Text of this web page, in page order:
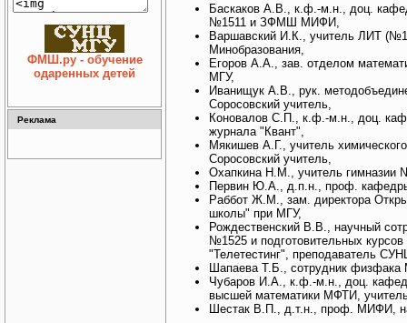
ФМШ.ру - обучение
одаренных детей
Реклама
Баскаков А.В., к.ф.-м.н., доц.
№1511 и ЗФМШ МИФИ,
Варшавский И.К., учитель ЛИТ
Минобразования,
Егоров А.А., зав. отделом
МГУ,
Иванищук А.В., рук.
Соросовский учитель,
Коновалов С.П., к.ф.-м.н., доц.
журнала "Квант",
Мякишев А.Г., учитель
Соросовский учитель,
Охапкина Н.М., учитель гимназии
Первин Ю.А., д.п.н., проф.
Раббот Ж.М., зам. директора
школы" при МГУ,
Рождественский В.В., научный
№1525 и подготовительных
"Телетестинг", преподаватель
Шапаева Т.Б., сотрудник физфака
Чубаров И.А., к.ф.-м.н., доц.
высшей математики МФТИ,
Шестак В.П., д.т.н., проф. МИФИ,